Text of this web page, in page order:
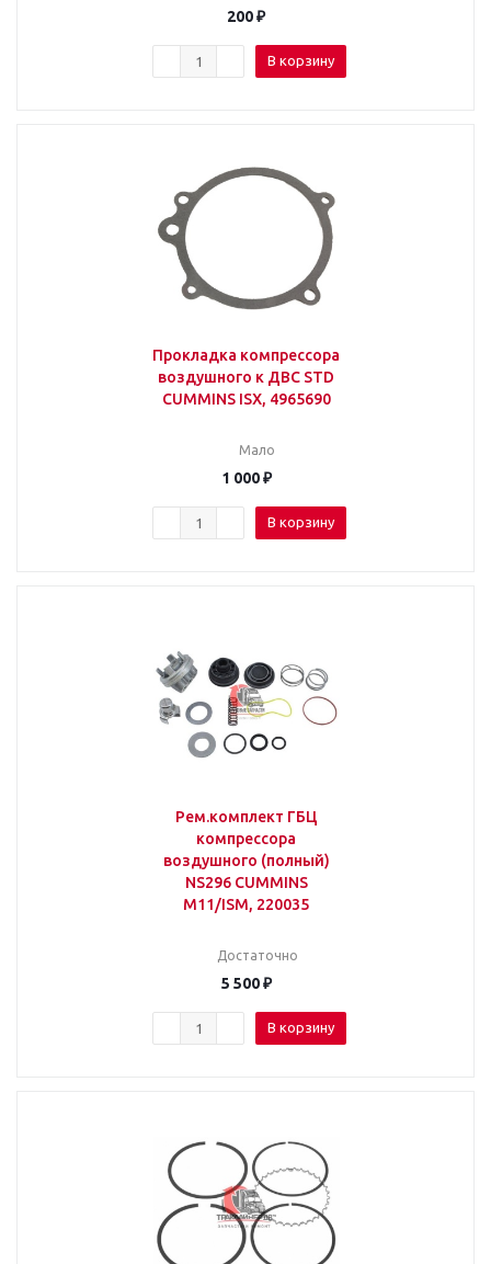
200₽
В корзину
Прокладка компрессора
воздушного к ДВС STD
CUMMINS ISX, 4965690
Мало
1 000₽
В корзину
Рем.комплект ГБЦ
компрессора
воздушного (полный)
NS296 CUMMINS
M11/ISM, 220035
Достаточно
5 500₽
В корзину